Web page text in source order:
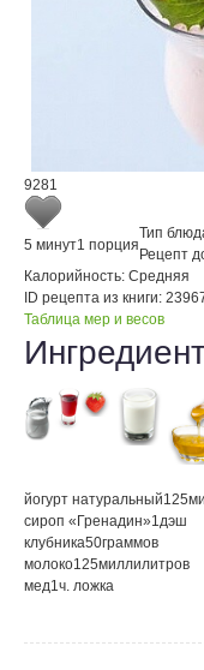
9281
5 минут1 порция
Тип
Рецепт
Калорийность: Средняя
ID рецепта из книги:
Таблица мер и весов
йогурт натуральный125
сироп «Гренадин»1дэш
клубника50граммов
молоко125миллилитров
мед1ч. ложка